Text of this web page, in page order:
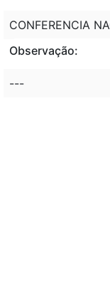
CONFERENCIA
Observação:
---